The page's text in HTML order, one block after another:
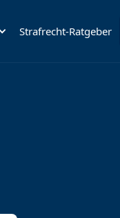
Strafrecht-Ratgeber